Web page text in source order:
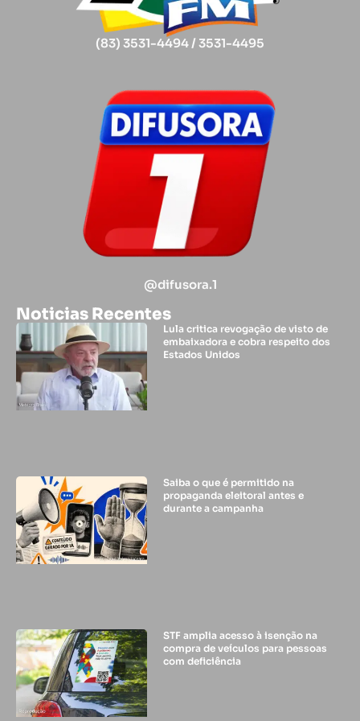
(83) 3531-4494 / 3531-4495
@difusora.1
Noticias Recentes
Lula critica revogação de visto de
embaixadora e cobra respeito dos
Estados Unidos
Saiba o que é permitido na
propaganda eleitoral antes e
durante a campanha
STF amplia acesso à isenção na
compra de veículos para pessoas
com deficiência